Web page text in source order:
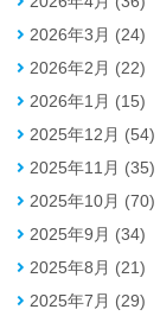
2026年3月 (24)
2026年2月 (22)
2026年1月 (15)
2025年12月 (54)
2025年11月 (35)
2025年10月 (70)
2025年9月 (34)
2025年8月 (21)
2025年7月 (29)